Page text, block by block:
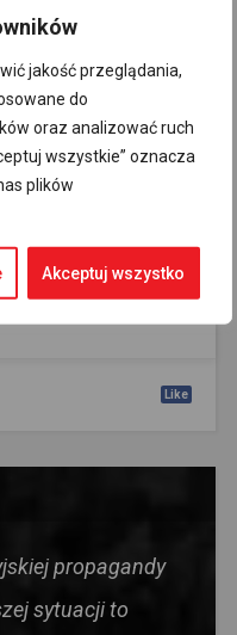
jakość przeglądania,
do
oraz analizować ruch
wszystkie” oznacza
plików
Akceptuj wszystko
Like
propagandy
sytuacji to